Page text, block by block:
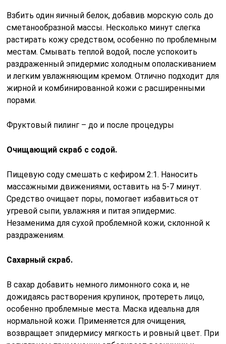
Взбить один яичный белок, добавив морскую соль до
сметанообразной массы. Несколько минут слегка
растирать кожу средством, особенно по проблемным
местам. Смывать теплой водой, после успокоить
раздраженный эпидермис холодным ополаскиванием
и легким увлажняющим кремом. Отлично подходит для
жирной и комбинированной кожи с расширенными
порами.
Фруктовый пилинг – до и после процедуры
Очищающий скраб с содой.
Пищевую соду смешать с кефиром 2:1. Наносить
массажными движениями, оставить на 5-7 минут.
Средство очищает поры, помогает избавиться от
угревой сыпи, увлажняя и питая эпидермис.
Незаменима для сухой проблемной кожи, склонной к
раздражениям.
Сахарный скраб.
В сахар добавить немного лимонного сока и, не
дожидаясь растворения крупинок, протереть лицо,
особенно проблемные места. Маска идеальна для
нормальной кожи. Применяется для очищения,
возвращает эпидермису мягкость и ровный цвет. При